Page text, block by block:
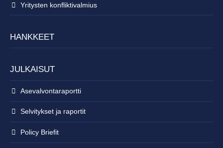
Yritysten konfliktivalmius
HANKKEET
JULKAISUT
Asevalvontaraportti
Selvitykset ja raportit
Policy Briefit